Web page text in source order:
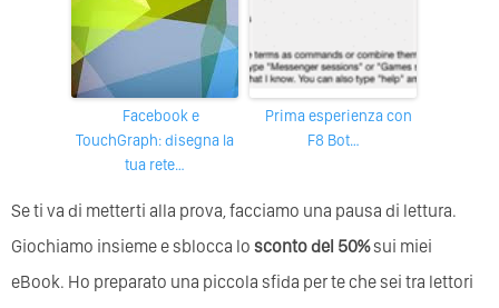
Facebook e
TouchGraph: disegna la
tua rete…
Prima esperienza con
F8 Bot…
Se ti va di metterti alla prova, facciamo una pausa di lettura.
Giochiamo insieme e sblocca lo sconto del 50%sui miei
eBook. Ho preparato una piccola sfida per te che sei tra lettori